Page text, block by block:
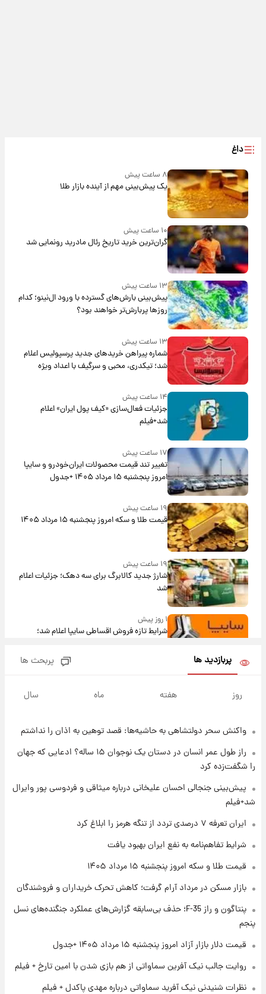
داغ
۸ ساعت پیش
یک پیش‌بینی مهم از آینده بازار طلا
۱۰ ساعت پیش
گران‌ترین خرید تاریخ رئال مادرید رونمایی شد
۱۳ ساعت پیش
پیش‌بینی بارش‌های گسترده با ورود ال‌نینو؛ کدام
روزها پربارش‌تر خواهند بود؟
۱۳ ساعت پیش
شماره پیراهن خریدهای جدید پرسپولیس اعلام
شد؛ تیکدری، محبی و سرگیف با اعداد ویژه
۱۴ ساعت پیش
جزئیات فعال‌سازی «کیف پول ایران» اعلام
شد+فیلم
۱۷ ساعت پیش
تغییر تند قیمت محصولات ایران‌خودرو و سایپا
امروز پنجشنبه ۱۵ مرداد ۱۴۰۵ +جدول
۱۹ ساعت پیش
قیمت طلا و سکه امروز پنجشنبه ۱۵ مرداد ۱۴۰۵
۱۹ ساعت پیش
شارژ جدید کالابرگ برای سه دهک؛ جزئیات اعلام
شد
۱ روز پیش
شرایط تازه فروش اقساطی سایپا اعلام شد؛
قیمت سکه و طلا فردا
۱ روز پیش
۱ روز پیش
ارزش سهام عدالت برای امروز چهارشنبه ۱۴ مرداد
۱ روز پیش
آغاز طرح جدید فروش مشارکت در تولید سایپا؛
سود مشارکت چند درصد است؟
پربازدید ها پربحث ها
روز هفته ماه سال
واکنش سحر دولتشاهی به حاشیه‌ها: قصد توهین به اذان را نداشتم
راز طول عمر انسان در دستان یک نوجوان ۱۵ ساله؟ ادعایی که جهان
را شگفت‌زده کرد
پیش‌بینی جنجالی احسان علیخانی درباره میثاقی و فردوسی پور وایرال
شد+فیلم
ایران تعرفه ۷ درصدی تردد از تنگه هرمز را ابلاغ کرد
شرایط تفاهم‌نامه به نفع ایران بهبود یافت
قیمت طلا و سکه امروز پنجشنبه ۱۵ مرداد ۱۴۰۵
بازار مسکن در مرداد آرام گرفت؛ کاهش تحرک خریداران و فروشندگان
پنتاگون و راز F-35؛ حذف بی‌سابقه گزارش‌های عملکرد جنگنده‌های نسل
پنجم
قیمت دلار بازار آزاد امروز پنجشنبه ۱۵ مرداد ۱۴۰۵ +جدول
روایت جالب نیک آفرین سماواتی از هم بازی شدن با امین تارخ + فیلم
نظرات شنیدنی نیک آفرید سماواتی درباره مهدی پاکدل + فیلم